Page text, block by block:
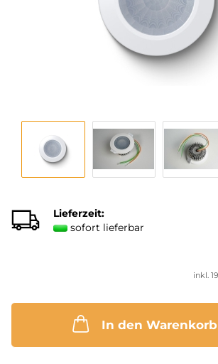
Lieferzeit:
sofort lieferbar
inkl.
In den Warenkorb